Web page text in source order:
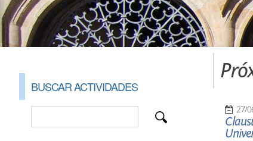
BUSCAR ACTIVIDADES
27/